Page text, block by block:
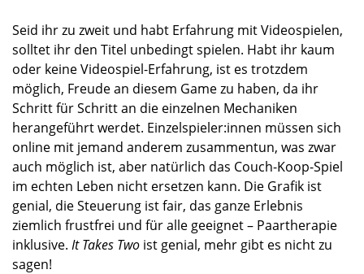
Seid ihr zu zweit und habt Erfahrung mit Videospielen,
solltet ihr den Titel unbedingt spielen. Habt ihr kaum
oder keine Videospiel-Erfahrung, ist es trotzdem
möglich, Freude an diesem Game zu haben, da ihr
Schritt für Schritt an die einzelnen Mechaniken
herangeführt werdet. Einzelspieler:innen müssen sich
online mit jemand anderem zusammentun, was zwar
auch möglich ist, aber natürlich das Couch-Koop-Spiel
im echten Leben nicht ersetzen kann. Die Grafik ist
genial, die Steuerung ist fair, das ganze Erlebnis
ziemlich frustfrei und für alle geeignet – Paartherapie
inklusive. It Takes Two ist genial, mehr gibt es nicht zu
sagen!